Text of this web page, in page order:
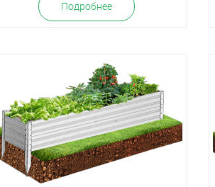
Подробнее